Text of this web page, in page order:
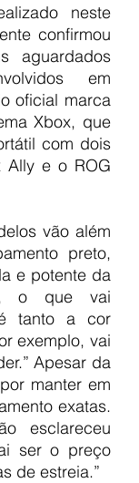
neste
confirmou
aguardados
em
oficial marca
Xbox, que
com dois
Ally e o ROG
vão além
preto,
e potente da
o que vai
tanto a cor
exemplo, vai
Apesar da
manter em
exatas.
esclareceu
ser o preço
de estreia.”